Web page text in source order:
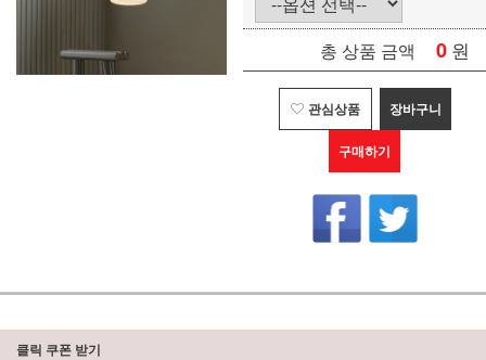
총 상품 금액 0 원
관심상품 장바구니
구매하기
클릭 쿠폰 받기